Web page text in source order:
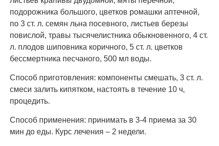
подорожника большого, цветков ромашки аптечной,
по 3 ст. л. семян льна посевного, листьев березы
повислой, травы тысячелистника обыкновенного, 4 ст.
л. плодов шиповника коричного, 5 ст. л. цветков
бессмертника песчаного, 500 мл воды.
Способ приготовления: компоненты смешать, 3 ст. л.
смеси залить кипятком, настоять в течение 10 ч,
процедить.
Способ применения: принимать в 3-4 приема за 30
мин до еды. Курс лечения – 2 недели.